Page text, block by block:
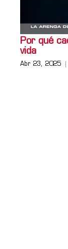
Por qué
vida
Abr 23, 2025